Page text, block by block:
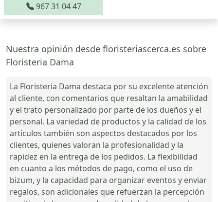
967 31 04 47
Nuestra opinión desde floristeriascerca.es sobre
Floristeria Dama
La Floristeria Dama destaca por su excelente atención
al cliente, con comentarios que resaltan la amabilidad
y el trato personalizado por parte de los dueños y el
personal. La variedad de productos y la calidad de los
artículos también son aspectos destacados por los
clientes, quienes valoran la profesionalidad y la
rapidez en la entrega de los pedidos. La flexibilidad
en cuanto a los métodos de pago, como el uso de
bizum, y la capacidad para organizar eventos y enviar
regalos, son adicionales que refuerzan la percepción